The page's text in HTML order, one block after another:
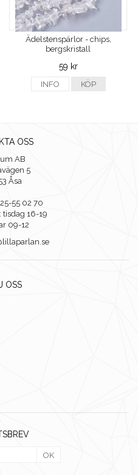
Ädelstenspärlor - chips,
bergskristall
59 kr
INFO KÖP
OSS
AB
5
Åsa
55 02 70
tisdag 16-19
09-12
OSS
OK